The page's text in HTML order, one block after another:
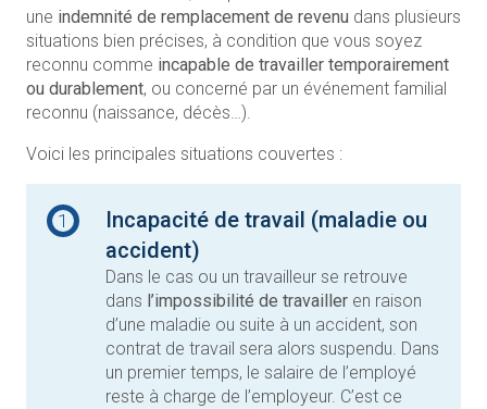
une indemnité de remplacement de revenu dans plusieurs
situations bien précises, à condition que vous soyez
reconnu comme incapable de travailler temporairement
ou durablement, ou concerné par un événement familial
reconnu (naissance, décès…).
Voici les principales situations couvertes :
1
Incapacité de travail (maladie ou
accident)
Dans le cas ou un travailleur se retrouve
dans l’impossibilité de travailler en raison
d’une maladie ou suite à un accident, son
contrat de travail sera alors suspendu. Dans
un premier temps, le salaire de l’employé
reste à charge de l’employeur. C’est ce